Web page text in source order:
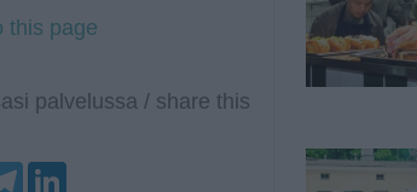
this page
palvelussa / share this
T